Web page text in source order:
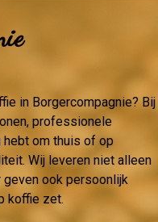
in Borgercompagnie? Bij
professionele
om thuis of op
Wij leveren niet alleen
ook persoonlijk
koffie zet.